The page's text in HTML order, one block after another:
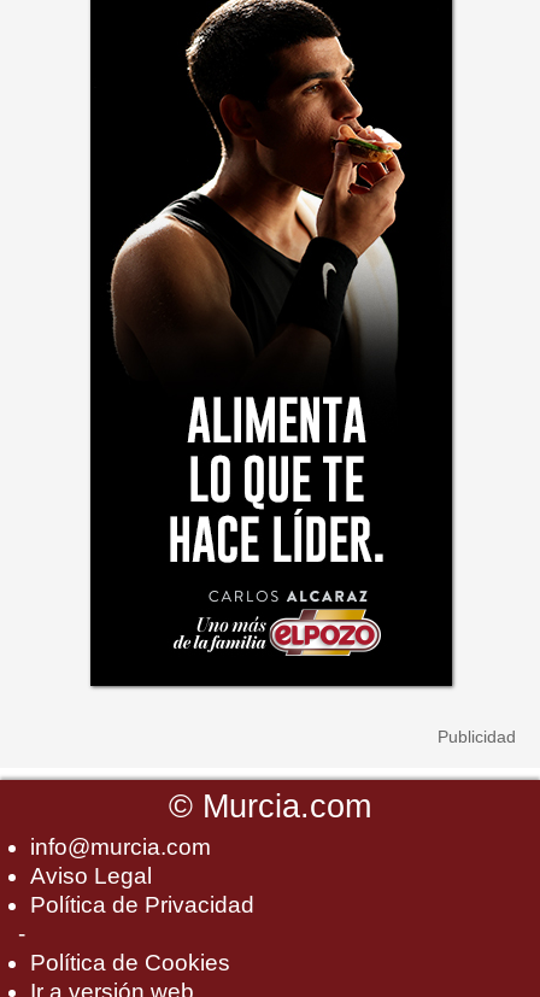
© Murcia.com
info@murcia.com
Aviso Legal
Política de Privacidad
-
Política de Cookies
Ir a versión web